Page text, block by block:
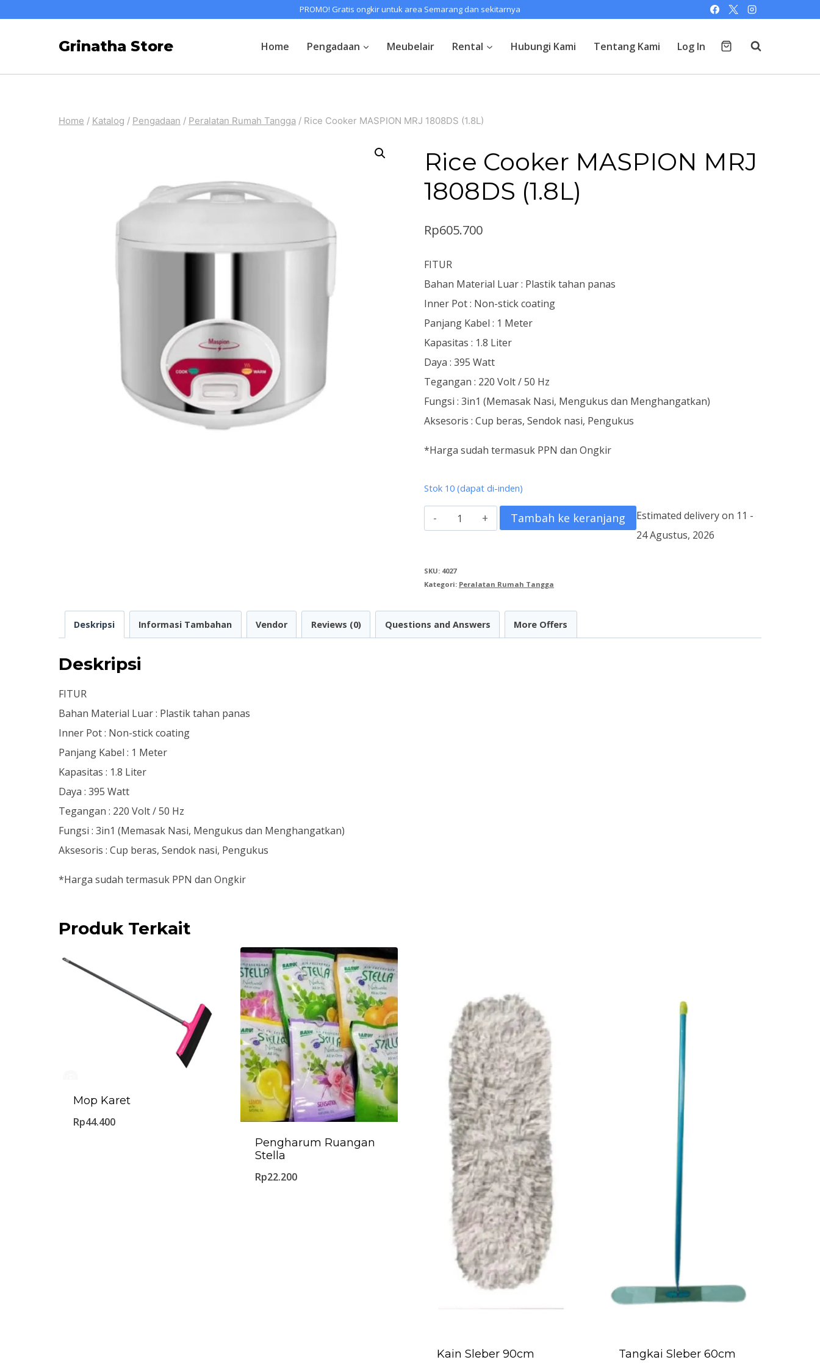
PROMO! Gratis ongkir untuk area Semarang dan sekitarnya
Grinatha Store Home Pengadaan Meubelair Rental Hubungi Kami Tentang Kami Log In
Home / Katalog / Pengadaan / Peralatan Rumah Tangga / Rice Cooker MASPION MRJ 1808DS (1.8L)
Rice Cooker MASPION MRJ
1808DS (1.8L)
Rp605.700
FITUR
Bahan Material Luar : Plastik tahan panas
Inner Pot : Non-stick coating
Panjang Kabel : 1 Meter
Kapasitas : 1.8 Liter
Daya : 395 Watt
Tegangan : 220 Volt / 50 Hz
Fungsi : 3in1 (Memasak Nasi, Mengukus dan Menghangatkan)
Aksesoris : Cup beras, Sendok nasi, Pengukus
*Harga sudah termasuk PPN dan Ongkir
Stok 10 (dapat di-inden)
Kuantitas
Rice
MASPION
1808DS
Tambah ke keranjang
Estimated delivery on 11 -
24 Agustus, 2026
SKU: 4027
Kategori: Peralatan Rumah Tangga
Deskripsi Informasi Tambahan Vendor Reviews (0) Questions and Answers More Offers
Deskripsi
FITUR
Bahan Material Luar : Plastik tahan panas
Inner Pot : Non-stick coating
Panjang Kabel : 1 Meter
Kapasitas : 1.8 Liter
Daya : 395 Watt
Tegangan : 220 Volt / 50 Hz
Fungsi : 3in1 (Memasak Nasi, Mengukus dan Menghangatkan)
Aksesoris : Cup beras, Sendok nasi, Pengukus
*Harga sudah termasuk PPN dan Ongkir
Produk Terkait
Mop Karet
Rp44.400
Pengharum Ruangan
Stella
Rp22.200
Kain Sleber 90cm Tangkai Sleber 60cm